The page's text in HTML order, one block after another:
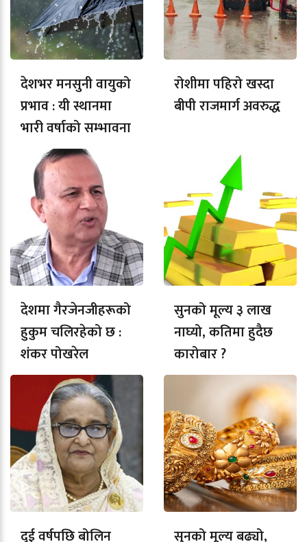
देशभर मनसुनी वायुको
प्रभाव : यी स्थानमा
भारी वर्षाको सम्भावना
रोशीमा पहिरो खस्दा
बीपी राजमार्ग अवरुद्ध
देशमा गैरजेनजीहरूको
हुकुम चलिरहेको छ :
शंकर पोखरेल
सुनको मूल्य ३ लाख
नाघ्यो, कतिमा हुदैछ
कारोबार ?
दुई वर्षपछि बोलिन सुनको मूल्य बढ्यो,